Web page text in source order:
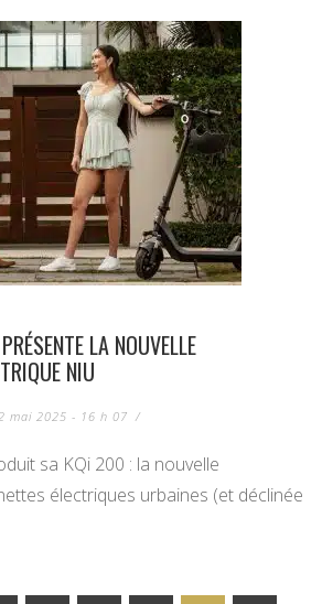
LA NOUVELLE
NIU
mai 2025 - 16 h 07 /
sa KQi 200 : la nouvelle
électriques urbaines (et déclinée